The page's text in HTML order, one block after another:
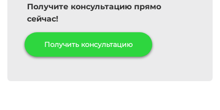
Получите консультацию прямо
сейчас!
Получить консультацию